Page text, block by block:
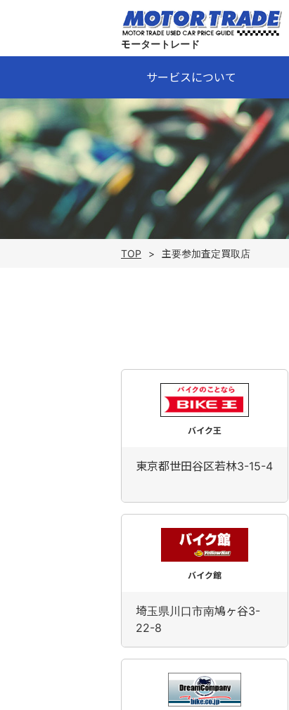
モータートレード
サービスについて
TOP > 主要参加査定買取店
バイク王
東京都世田谷区若林3-15-4
バイク館
埼玉県川口市南鳩ヶ谷3-
22-8